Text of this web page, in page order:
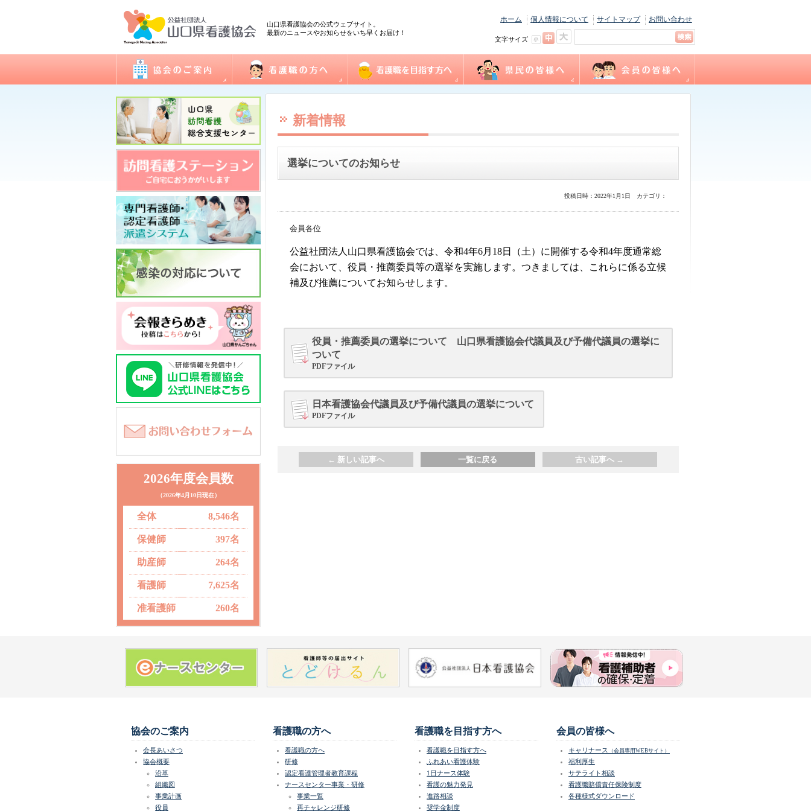
山口県看護協会の公式ウェブサイト。
最新のニュースやお知らせをいち早くお届け！
ホーム 個人情報について サイトマップ お問い合わせ
文字サイズ
会長あいさつ
協会概要
委員会活動
地区支部活動
会報誌「きらめき」
入会のご案内
アクセス
開館日・閉館日
関連団体 看護職の方へ
研修
看護実践情報
認定看護管理者教育課程
ナースセンター事業・研修
図書室
各種様式ダウンロード
2026年度会員数
（2026年4月10日現在）
全体 8,546名
保健師 397名
助産師 264名
看護師 7,625名
准看護師 260名
新着情報
選挙についてのお知らせ
投稿日時：2022年1月1日 カテゴリ：
会員各位
公益社団法人山口県看護協会では、令和4年6月 18日（土）に開催する令和4年度通常総
会において、役員・推薦委員等の選挙を実施します。つきましては、これらに係る立候
補及び推薦についてお知らせします。
役員・推薦委員の選挙について 山口県看護協会代議員及び予備代議員の選挙に
ついて
PDFファイル
日本看護協会代議員及び予備代議員の選挙について
PDFファイル
← 新しい記事へ 一覧に戻る 古い記事へ →
協会のご案内
会長あいさつ
協会概要
沿革
組織図
事業計画
役員
看護職の方へ
看護職の方へ
研修
認定看護管理者教育課程
ナースセンター事業・研修
事業一覧
再チャレンジ研修
看護職を目指す方へ
看護職を目指す方へ
ふれあい看護体験
1日ナース体験
看護の魅力発見
進路相談
奨学金制度
会員の皆様へ
キャリナース （会員専用WEBサイト）
福利厚生
サテライト相談
看護職賠償責任保険制度
各種様式ダウンロード